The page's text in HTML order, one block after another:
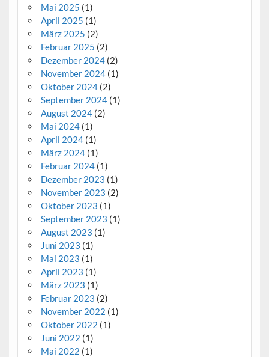
Mai 2025 (1)
April 2025 (1)
März 2025 (2)
Februar 2025 (2)
Dezember 2024(2)
November 2024(1)
Oktober 2024(2)
September 2024(1)
August 2024(2)
Mai 2024(1)
April 2024(1)
März 2024(1)
Februar 2024(1)
Dezember 2023 (1)
November 2023 (2)
Oktober 2023 (1)
September 2023 (1)
August 2023 (1)
Juni 2023 (1)
Mai 2023 (1)
April 2023 (1)
März 2023 (1)
Februar 2023 (2)
November 2022 (1)
Oktober 2022 (1)
Juni 2022 (1)
Mai 2022 (1)